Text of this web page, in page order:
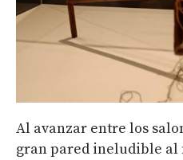
Al avanzar entre los
gran pared ineludible al